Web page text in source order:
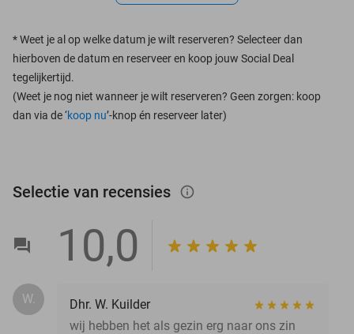
*Weet je al op welke datum je wilt reserveren? Selecteer dan
hierboven de datum en reserveer en koop jouw Social Deal
tegelijkertijd.
(Weet je nog niet wanneer je wilt reserveren? Geen zorgen: koop
dan via de ‘koop nu’-knop én reserveer later)
Selectie van recensies info_outlined
10,0
W.
Dhr. W. Kuilder
wij hebben het als gezin erg naar ons zin